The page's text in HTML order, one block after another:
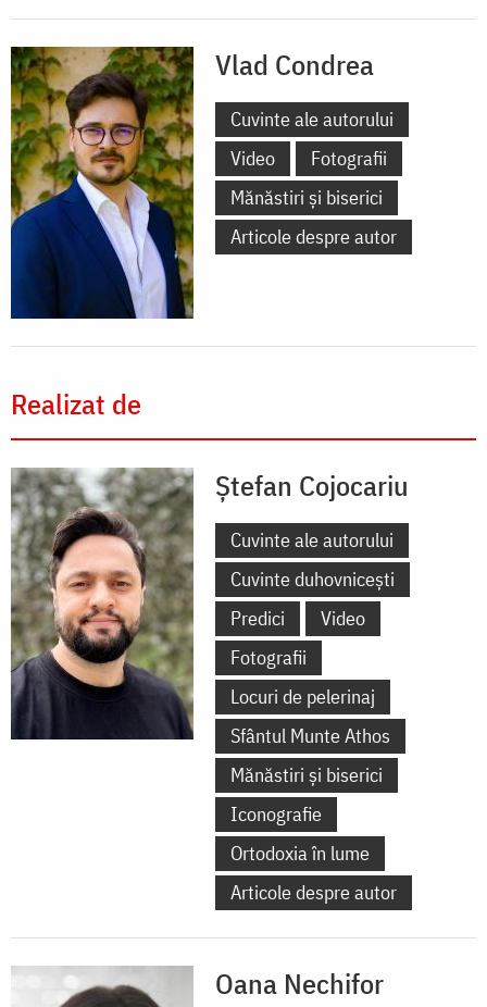
Vlad Condrea
Cuvinte ale autorului
Video
Fotografii
Mănăstiri și biserici
Articole despre autor
Realizat de
Ștefan Cojocariu
Cuvinte ale autorului
Cuvinte duhovnicești
Predici
Video
Fotografii
Locuri de pelerinaj
Sfântul Munte Athos
Mănăstiri și biserici
Iconografie
Ortodoxia în lume
Articole despre autor
Oana Nechifor